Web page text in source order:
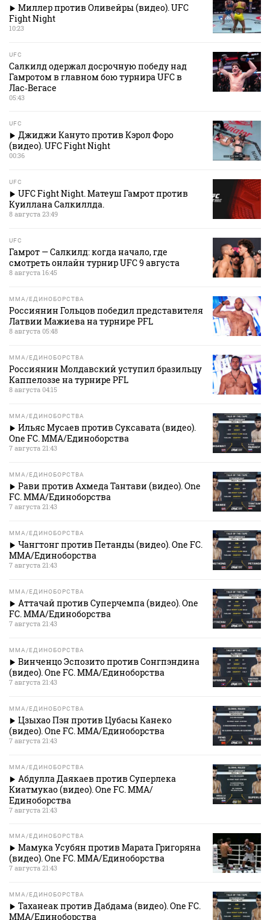
Миллер против Оливейры (видео). UFC
Fight Night
10:23
UFC
Салкилд одержал досрочную победу над
Гамротом в главном бою турнира UFC в
Лас‑Вегасе
05:43
UFC
Джиджи Кануто против Кэрол Форо
(видео). UFC Fight Night
00:36
UFC
UFC Fight Night. Матеуш Гамрот против
Куиллана Салкиллда.
8 августа 23:49
UFC
Гамрот — Салкилд: когда начало, где
смотреть онлайн турнир UFC 9 августа
8 августа 16:45
MMA/ЕДИНОБОРСТВА
Россиянин Гольцов победил представителя
Латвии Мажиева на турнире PFL
8 августа 05:48
MMA/ЕДИНОБОРСТВА
Россиянин Молдавский уступил бразильцу
Каппелоззе на турнире PFL
8 августа 04:15
MMA/ЕДИНОБОРСТВА
Ильяс Мусаев против Суксавата (видео).
One FC. MMA/Единоборства
7 августа 21:43
MMA/ЕДИНОБОРСТВА
Рави против Ахмеда Тантави (видео). One
FC. MMA/Единоборства
7 августа 21:43
MMA/ЕДИНОБОРСТВА
Чангтонг против Петанды (видео). One FC.
MMA/Единоборства
7 августа 21:43
MMA/ЕДИНОБОРСТВА
Аттачай против Суперчемпа (видео). One
FC. MMA/Единоборства
7 августа 21:43
MMA/ЕДИНОБОРСТВА
Винченцо Эспозито против Сонгпэндина
(видео). One FC. MMA/Единоборства
7 августа 21:43
MMA/ЕДИНОБОРСТВА
Цзыхао Пэн против Цубасы Канеко
(видео). One FC. MMA/Единоборства
7 августа 21:43
MMA/ЕДИНОБОРСТВА
Абдулла Даякаев против Суперлека
Киатмукао (видео). One FC. MMA/
Единоборства
7 августа 21:43
MMA/ЕДИНОБОРСТВА
Мамука Усубян против Марата Григоряна
(видео). One FC. MMA/Единоборства
7 августа 21:43
MMA/ЕДИНОБОРСТВА
Таханеак против Дабдама (видео). One FC.
MMA/Единоборства